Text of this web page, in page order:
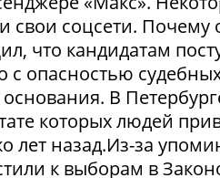
свои соцсети.
что кандидатам
с опасностью
основания. В
которых людей
лет назад.Из-за
к выборам в